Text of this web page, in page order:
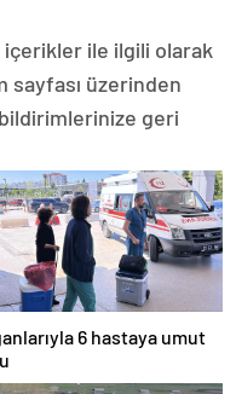
içerikler ile ilgili olarak
sayfası üzerinden
geri
6 hastaya umut